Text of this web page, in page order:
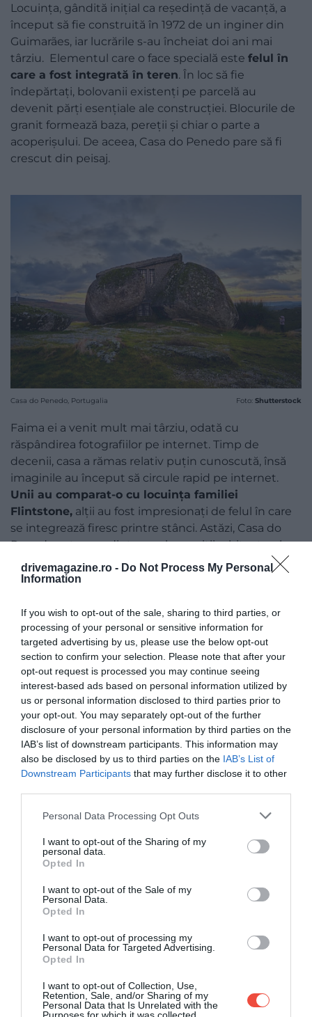
drivemagazine.ro - Do Not Process My Personal
Information
If you wish to opt-out of the sale, sharing to third parties, or
processing of your personal or sensitive information for
targeted advertising by us, please use the below opt-out
section to confirm your selection. Please note that after your
opt-out request is processed you may continue seeing
interest-based ads based on personal information utilized by
us or personal information disclosed to third parties prior to
your opt-out. You may separately opt-out of the further
disclosure of your personal information by third parties on the
IAB’s list of downstream participants. This information may
also be disclosed by us to third parties on the IAB’s List of
Downstream Participants that may further disclose it to other
Please note that this website/app uses one or more Google
not limited to your visit or usage behaviour. You may click to
grant or deny consent to Google and its third-party tags to
use your data for below specified purposes in below Google
consent section.
Personal Data Processing Opt Outs
I want to opt-out of the Sharing of my
personal data.
Opted In
I want to opt-out of the Sale of my
Personal Data.
Opted In
I want to opt-out of processing my
Personal Data for Targeted Advertising.
Opted In
I want to opt-out of Collection, Use,
Retention, Sale, and/or Sharing of my
Personal Data that Is Unrelated with the
Locuința, gândită inițial ca reședință de vacanță, a
început să fie construită în 1972 de un inginer din
Guimarães, iar lucrările s-au încheiat doi ani mai
târziu. Elementul care o face specială este felul în
care a fost integrată în teren. În loc să fie
îndepărtați, bolovanii existenți pe parcelă au
devenit părți esențiale ale construcției. Blocurile de
granit formează baza, pereții și chiar o parte a
acoperișului. De aceea, Casa do Penedo pare să fi
crescut din peisaj.
Casa do Penedo, Portugalia Foto: Shutterstock
Faima ei a venit mult mai târziu, odată cu
răspândirea fotografiilor pe internet. Timp de
decenii, casa a rămas relativ puțin cunoscută, însă
imaginile au început să circule rapid pe internet.
Unii au comparat-o cu locuința familiei
Flintstone, alții au fost impresionați de felul în care
se integrează firesc printre stânci. Astăzi, Casa do
Penedo este una dintre acele apariții arhitecturale
pe care turiștii și fotografii le caută în mod special
atunci când ajung în nordul Portugaliei.